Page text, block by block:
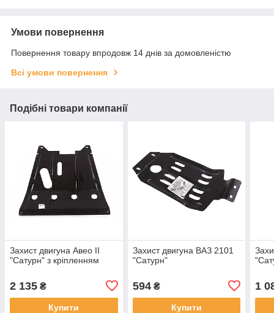
Умови повернення
Повернення товару впродовж 14 днів за домовленістю
Всі умови повернення
Подібні товари компанії
Захист двигуна Авео II
"Сатурн" з кріпленням
2 135 ₴
Купити
Захист двигуна ВАЗ 2101
"Сатурн"
594₴
Купити
1